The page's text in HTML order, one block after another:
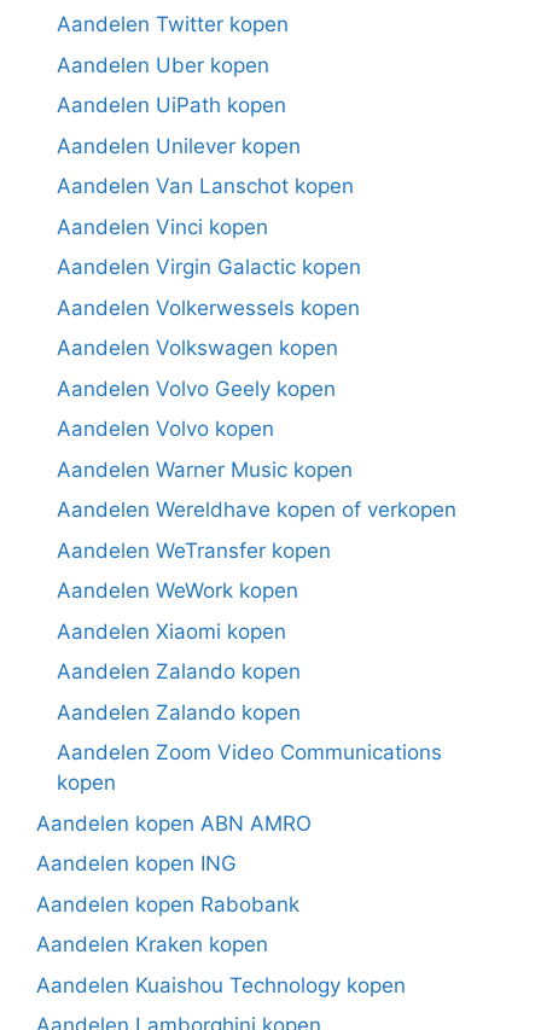
Aandelen Twitter kopen
Aandelen Uber kopen
Aandelen UiPath kopen
Aandelen Unilever kopen
Aandelen Van Lanschot kopen
Aandelen Vinci kopen
Aandelen Virgin Galactic kopen
Aandelen Volkerwessels kopen
Aandelen Volkswagen kopen
Aandelen Volvo Geely kopen
Aandelen Volvo kopen
Aandelen Warner Music kopen
Aandelen Wereldhave kopen of verkopen
Aandelen WeTransfer kopen
Aandelen WeWork kopen
Aandelen Xiaomi kopen
Aandelen Zalando kopen
Aandelen Zalando kopen
Aandelen Zoom Video Communications
kopen
Aandelen kopen ABN AMRO
Aandelen kopen ING
Aandelen kopen Rabobank
Aandelen Kraken kopen
Aandelen Kuaishou Technology kopen